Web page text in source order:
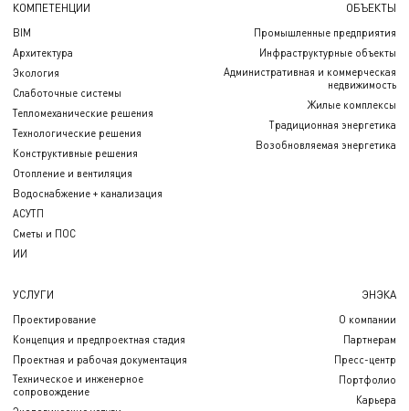
КОМПЕТЕНЦИИ
BIM
Архитектура
Экология
Слаботочные системы
Тепломеханические решения
Технологические решения
Конструктивные решения
Отопление и вентиляция
Водоснабжение + канализация
АСУТП
Сметы и ПОС
ИИ
ОБЪЕКТЫ
Промышленные предприятия
Инфраструктурные объекты
Административная и коммерческая
недвижимость
Жилые комплексы
Традиционная энергетика
Возобновляемая энергетика
УСЛУГИ
Проектирование
Концепция и предпроектная стадия
Проектная и рабочая документация
Техническое и инженерное
сопровождение
ЭНЭКА
О компании
Партнерам
Пресс-центр
Портфолио
Карьера